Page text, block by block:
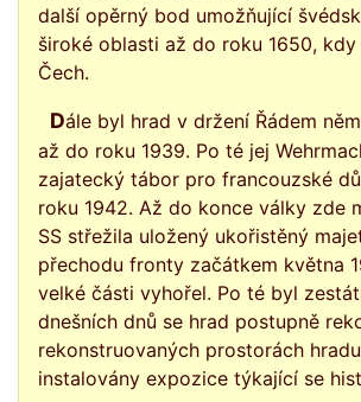
další opěrný bod umožňující
široké oblasti až do roku 1650,
Čech.
Dále byl hrad v držení Řádem německých rytířů
až do roku 1939. Po té jej
zajatecký tábor pro francouzské
roku 1942. Až do konce války zde
SS střežila uložený ukořistěný
přechodu fronty začátkem května
velké části vyhořel. Po té byl
dnešních dnů se hrad postupně
rekonstruovaných prostorách
instalovány expozice týkající se